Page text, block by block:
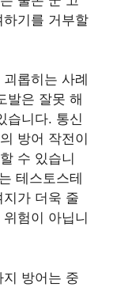
기를 거부할
롭히는 사례
발은 잘못 해
습니다. 통신
방어 작전이
수 있습니
테스토스테
가 더욱 줄
험이 아닙니
방어는 중